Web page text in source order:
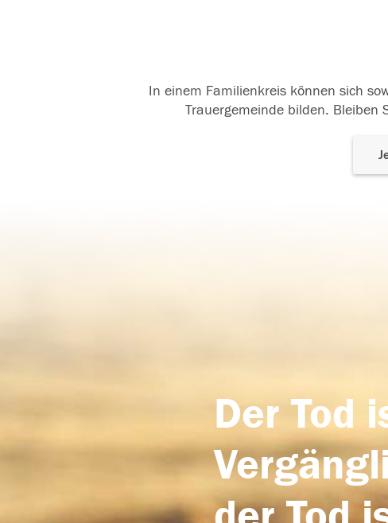
In einem Familienkreis können sich
Trauergemeinde bilden.
Der Tod